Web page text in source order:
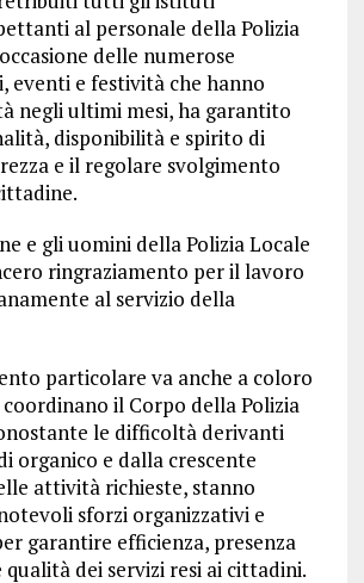
al personale della Polizia
delle numerose
eventi e festività che hanno
negli ultimi mesi, ha garantito
disponibilità e spirito di
e il regolare svolgimento
e gli uomini della Polizia Locale
ringraziamento per il lavoro
al servizio della
particolare va anche a coloro
il Corpo della Polizia
le difficoltà derivanti
organico e dalla crescente
attività richieste, stanno
sforzi organizzativi e
garantire efficienza, presenza
dei servizi resi ai cittadini.